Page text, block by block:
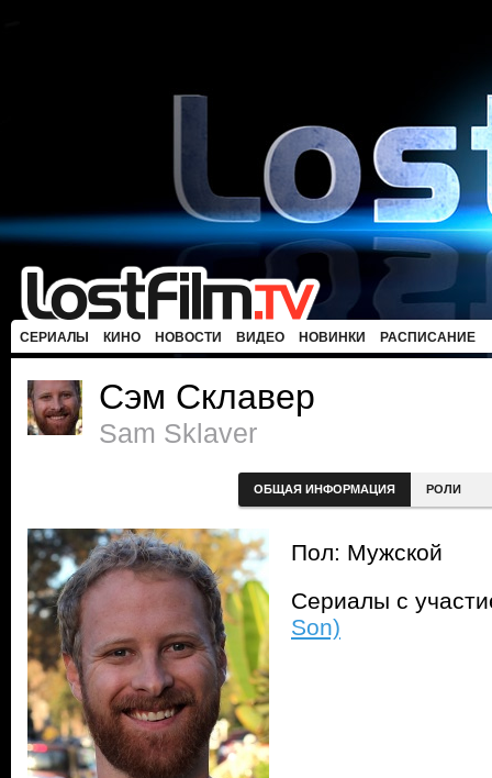
СЕРИАЛЫ КИНО НОВОСТИ ВИДЕО НОВИНКИ РАСПИСАНИЕ
Сэм Склавер
Sam Sklaver
ОБЩАЯ ИНФОРМАЦИЯ РОЛИ
Пол: Мужской
Сериалы с
Son)